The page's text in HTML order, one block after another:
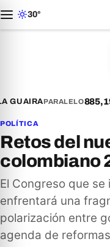
30°
GUAIRAPARALELO885,19
POLÍTICA
Retos del
colombiano
El Congreso que
enfrentará una
polarización entre
agenda de